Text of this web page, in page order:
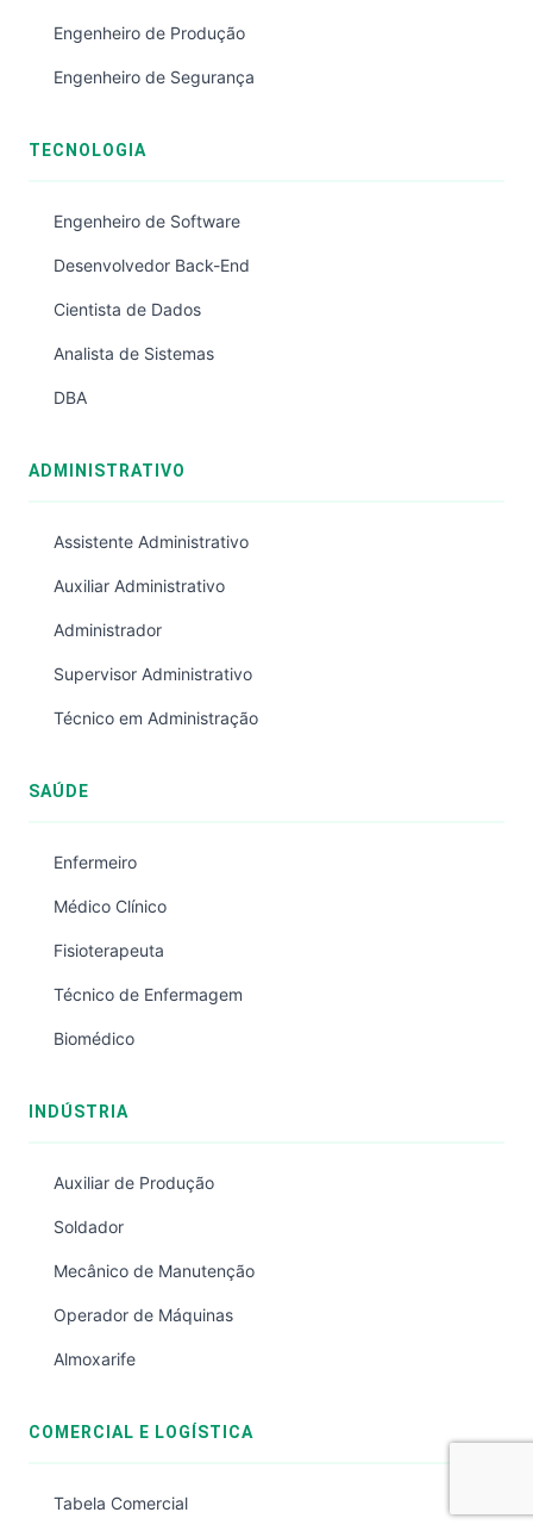
Engenheiro de Produção
Engenheiro de Segurança
TECNOLOGIA
Engenheiro de Software
Desenvolvedor Back-End
Cientista de Dados
Analista de Sistemas
DBA
ADMINISTRATIVO
Assistente Administrativo
Auxiliar Administrativo
Administrador
Supervisor Administrativo
Técnico em Administração
SAÚDE
Enfermeiro
Médico Clínico
Fisioterapeuta
Técnico de Enfermagem
Biomédico
INDÚSTRIA
Auxiliar de Produção
Soldador
Mecânico de Manutenção
Operador de Máquinas
Almoxarife
COMERCIAL E LOGÍSTICA
Tabela Comercial